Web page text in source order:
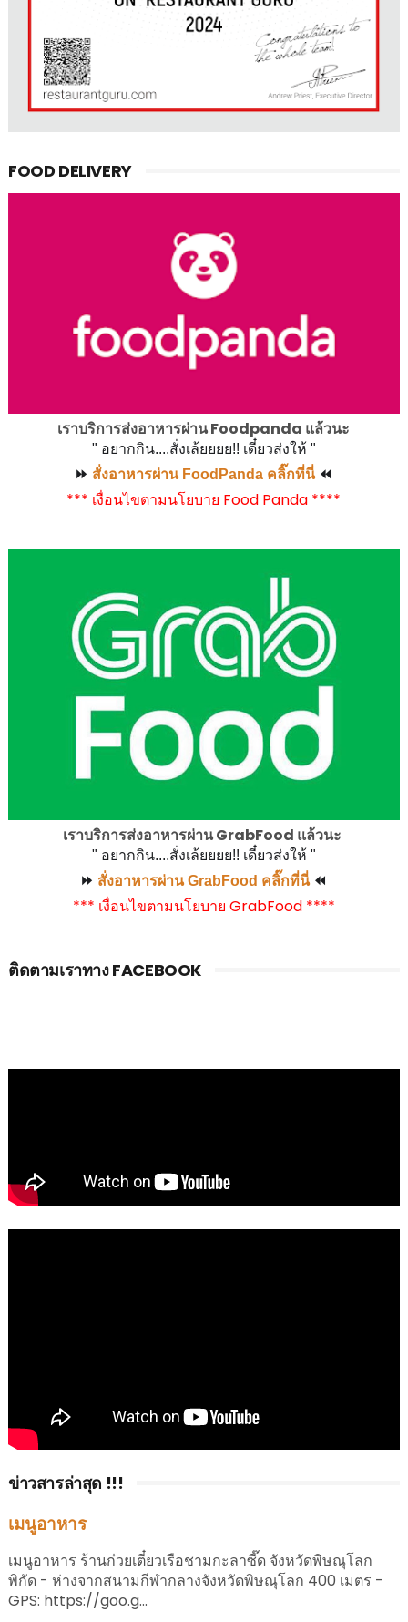
FOOD DELIVERY
เราบริการส่งอาหารผ่าน Foodpanda แล้วนะ
" อยากกิน....สั่งเล้ยยยย!! เดี๋ยวส่งให้ "
⏩ สั่งอาหารผ่าน FoodPanda คลิ๊กที่นี่⏪
*** เงื่อนไขตามนโยบาย Food Panda ****
เราบริการส่งอาหารผ่าน GrabFood แล้วนะ
" อยากกิน....สั่งเล้ยยยย!! เดี๋ยวส่งให้ "
⏩ สั่งอาหารผ่าน GrabFood คลิ๊กที่นี่⏪
*** เงื่อนไขตามนโยบาย GrabFood ****
ติดตามเราทาง FACEBOOK
ข่าวสารล่าสุด !!!
เมนูอาหาร
เมนูอาหาร ร้านก๋วยเตี๋ยวเรือชามกะลาซี๊ด จังหวัดพิษณุโลก
พิกัด - ห่างจากสนามกีฬากลางจังหวัดพิษณุโลก 400 เมตร -
GPS: https://goo.g...